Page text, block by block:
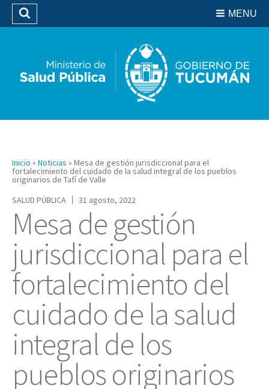
Biblioteca
MENU
Buscar
Inicio » Noticias » Mesa de gestión jurisdiccional para el
fortalecimiento del cuidado de la salud integral de los pueblos
originarios de Tafí de Valle
SALUD PÚBLICA
31 agosto, 2022
Mesa de gestión
jurisdiccional para el
fortalecimiento del
cuidado de la salud
integral de los
pueblos originarios